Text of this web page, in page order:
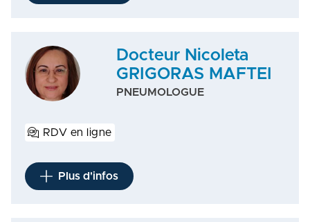
Docteur Nicoleta
GRIGORAS MAFTEI
PNEUMOLOGUE
RDV en ligne
Plus d'infos